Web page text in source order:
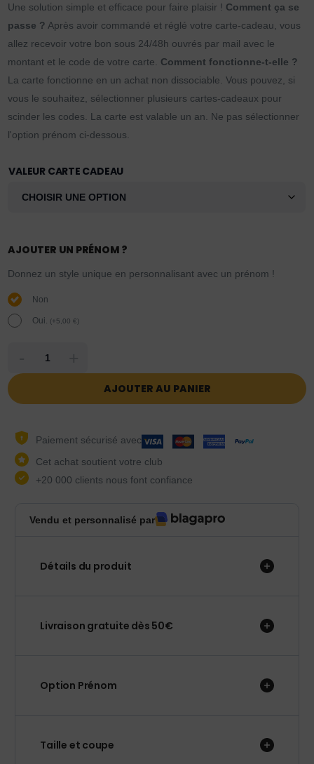
Une solution simple et efficace pour faire plaisir ! Comment ça se
passe ? Après avoir commandé et réglé votre carte-cadeau, vous
allez recevoir votre bon sous 24/48h ouvrés par mail avec le
montant et le code de votre carte. Comment fonctionne-t-elle ?
La carte fonctionne en un achat non dissociable. Vous pouvez, si
vous le souhaitez, sélectionner plusieurs cartes-cadeaux pour
scinder les codes. La carte est valable un an. Ne pas sélectionner
l'option prénom ci-dessous.
VALEUR CARTE CADEAU
AJOUTER UN PRÉNOM ?
Donnez un style unique en personnalisant avec un prénom !
Non
Oui. (+5,00€)
AJOUTER AU PANIER
Paiement sécurisé avec
Cet achat soutient votre club
+20 000 clients nous font confiance
Vendu et personnalisé par
Détails du produit
Livraison gratuite dès 50€
Option Prénom
Taille et coupe